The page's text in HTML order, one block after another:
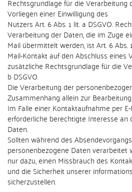
Vorliegen einer Einwilligung des
Nutzers Art. 6 Abs. 1 lit. a DSGVO.
Verarbeitung der Daten, die im Zuge
Mail übermittelt werden, ist Art. 6 Abs.
Mail-Kontakt auf den Abschluss eines
zusätzliche Rechtsgrundlage für die
b DSGVO.
Die Verarbeitung der
Zusammenhang allein zur
Im Falle einer Kontaktaufnahme per
erforderliche berechtigte Interesse an
Daten.
Sollten während des
personenbezogene Daten verarbeitet
nur dazu, einen Missbrauch des
und die Sicherheit unserer
sicherzustellen.